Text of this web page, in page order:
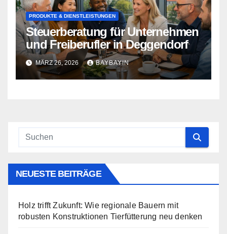
PRODUKTE & DIENSTLEISTUNGEN
Steuerberatung für Unternehmen
und Freiberufler in Deggendorf
MÄRZ 26, 2026 BAYBAYIN
NEUESTE BEITRÄGE
Holz trifft Zukunft: Wie regionale Bauern mit
robusten Konstruktionen Tierfütterung neu denken